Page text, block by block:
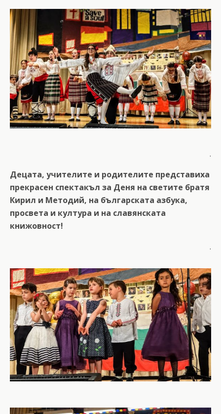
.
Децата, учителите и родителите представиха
прекрасен спектакъл за Деня на светите братя
Кирил и Методий, на българската азбука,
просвета и култура и на славянската
книжовност!
.